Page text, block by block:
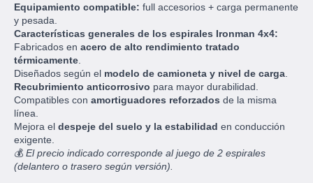
Equipamiento compatible: full accesorios + carga permanente
y pesada.
Características generales de los espirales Ironman 4x4:
Fabricados en acero de alto rendimiento tratado
térmicamente
Diseñados según el modelo de camioneta y nivel de carga
Recubrimiento anticorrosivo para mayor durabilidad.
Compatibles con amortiguadores reforzados de la misma
línea.
Mejora el despeje del suelo y la estabilidad en conducción
exigente.
💰 El precio indicado corresponde al juego de 2 espirales
(delantero o trasero según versión).